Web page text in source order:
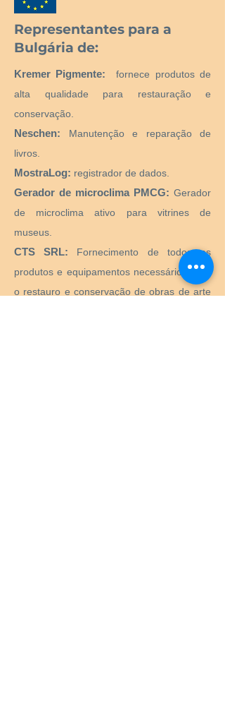
Representantes para a
Bulgária de:
Kremer Pigmente:
fornece produtos de
alta qualidade para restauração e
conservação.
Neschen:
Manutenção e reparação de
livros.
MostraLog: registrador de dados.
Gerador de microclima PMCG: Gerador
de microclima ativo para vitrines de
museus.
CTS SRL:
Fornecimento de todos os
produtos e equipamentos necessários para
o restauro e conservação de obras de arte